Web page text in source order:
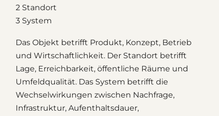
2 Standort
3 System
Das Objekt betrifft Produkt, Konzept, Betrieb
und Wirtschaftlichkeit. Der Standort betrifft
Lage, Erreichbarkeit, öffentliche Räume und
Umfeldqualität. Das System betrifft die
Wechselwirkungen zwischen Nachfrage,
Infrastruktur, Aufenthaltsdauer,